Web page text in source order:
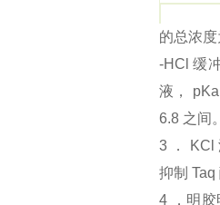
的总浓
-HCl 缓
液，
6.8 之间
3 ． KCl
抑制
4 ．明